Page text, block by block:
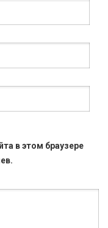
в этом браузере